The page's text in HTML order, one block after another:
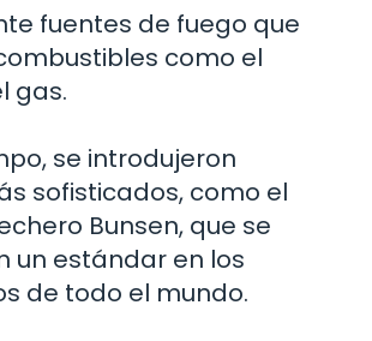
fuentes de fuego que
como el
gas.
se introdujeron
sofisticados, como el
Bunsen, que se
un estándar en los
de todo el mundo.